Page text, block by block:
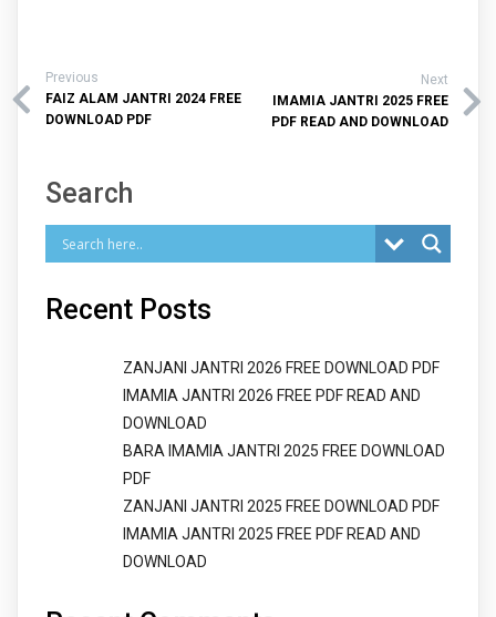
Previous
FAIZ ALAM JANTRI 2024 FREE
DOWNLOAD PDF
Next
IMAMIA JANTRI 2025 FREE
PDF READ AND DOWNLOAD
Search
Recent Posts
ZANJANI JANTRI 2026 FREE DOWNLOAD PDF
IMAMIA JANTRI 2026 FREE PDF READ AND
DOWNLOAD
BARA IMAMIA JANTRI 2025 FREE DOWNLOAD
PDF
ZANJANI JANTRI 2025 FREE DOWNLOAD PDF
IMAMIA JANTRI 2025 FREE PDF READ AND
DOWNLOAD